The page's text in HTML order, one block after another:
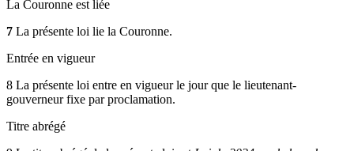
La Couronne est liée
7 La présente loi lie la Couronne.
Entrée en vigueur
8 La présente loi entre en vigueur le jour que le lieutenant-
gouverneur fixe par proclamation.
Titre abrégé